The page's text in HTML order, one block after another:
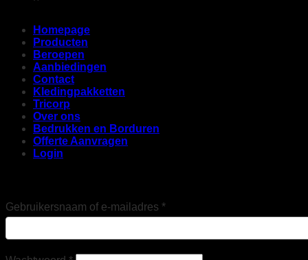
Homepage
Producten
Beroepen
Aanbiedingen
Contact
Kledingpakketten
Tricorp
Over ons
Bedrukken en Borduren
Offerte Aanvragen
Login
Gebruikersnaam of e-mailadres *Vereist